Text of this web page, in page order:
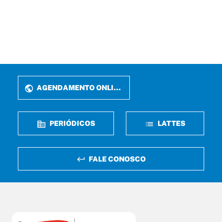
AGENDAMENTO ONLINE
PERIÓDICOS LATTES
FALE CONOSCO